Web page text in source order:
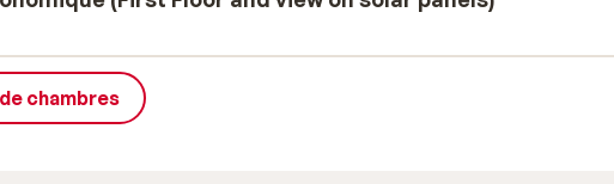
chambres